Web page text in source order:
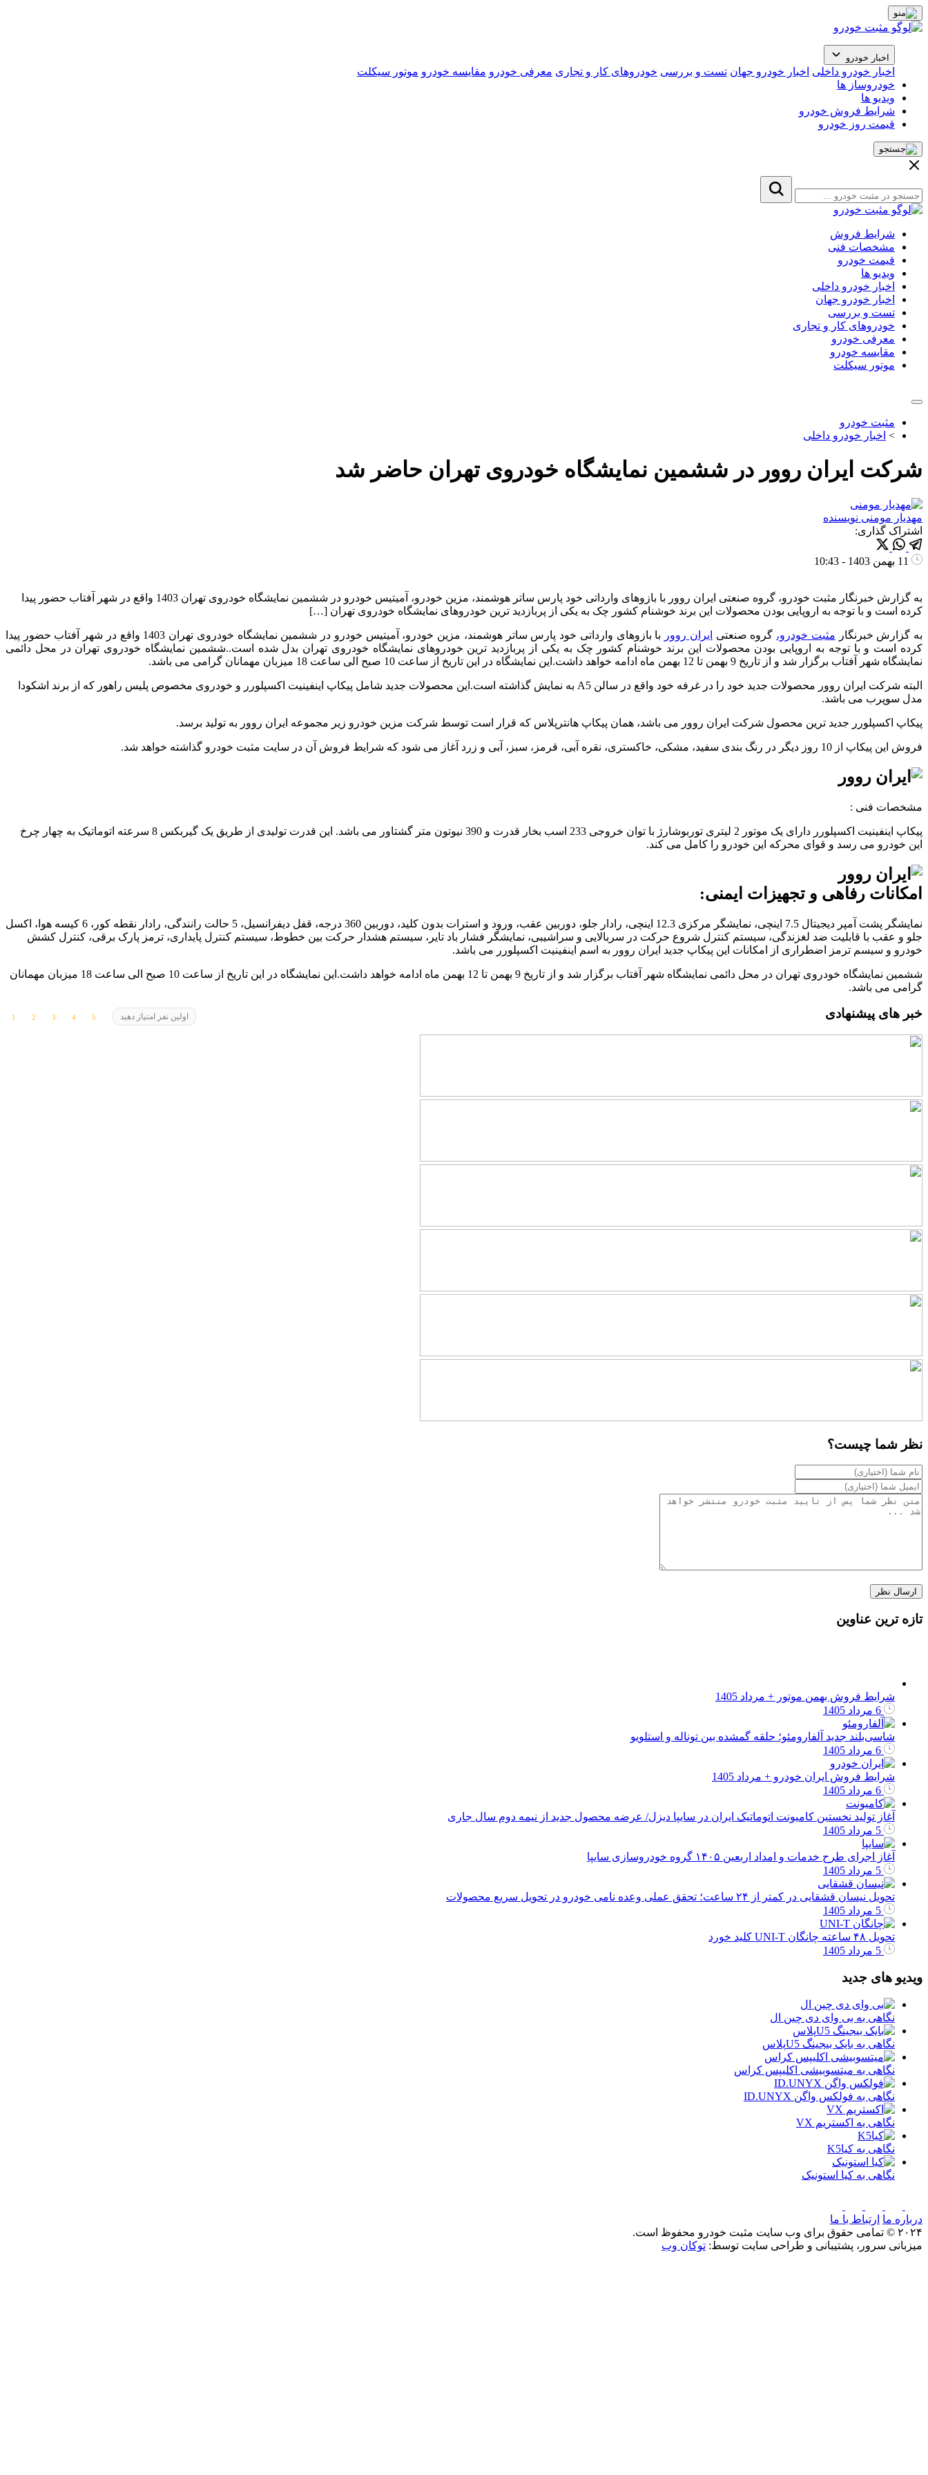
اخبار خودرو
اخبار خودرو داخلی اخبار خودرو جهان تست و بررسی خودروهای کار و تجاری معرفی خودرو مقایسه خودرو موتور سیکلت
خودروساز ها
ویدیو ها
شرایط فروش خودرو
قیمت روز خودرو
شرایط فروش
مشخصات فنی
قیمت خودرو
ویدیو ها
اخبار خودرو داخلی
اخبار خودرو جهان
تست و بررسی
خودروهای کار و تجاری
معرفی خودرو
مقایسه خودرو
موتور سیکلت
مثبت خودرو
> اخبار خودرو داخلی
شرکت ایران روور در ششمین نمایشگاه خودروی تهران حاضر شد
مهدیار مومنی نویسنده
اشتراک گذاری:
به گزارش خبرنگار مثبت خودرو، گروه صنعتی ایران روور با بازوهای وارداتی خود پارس ساتر هوشمند، مزین خودرو، آمیتیس خودرو در ششمین نمایشگاه خودروی تهران 1403 واقع در شهر آفتاب حضور پیدا
کرده است و با توجه به اروپایی بودن محصولات این برند خوشنام کشور چک به یکی از پربازدید ترین خودروهای نمایشگاه خودروی تهران […]
به گزارش خبرنگار مثبت خودرو، گروه صنعتی ایران روور
با بازوهای وارداتی خود پارس ساتر هوشمند، مزین خودرو، آمیتیس خودرو در ششمین نمایشگاه خودروی تهران 1403 واقع در شهر آفتاب حضور پیدا
کرده است و با توجه به اروپایی بودن محصولات این برند خوشنام کشور چک به یکی از پربازدید ترین خودروهای نمایشگاه خودروی تهران بدل شده است..ششمین نمایشگاه خودروی تهران در محل دائمی
نمایشگاه شهر آفتاب برگزار شد و از تاریخ 9 بهمن تا 12 بهمن ماه ادامه خواهد داشت.این نمایشگاه در این تاریخ از ساعت 10 صبح الی ساعت 18 میزبان مهمانان گرامی می باشد.
البته شرکت ایران روور محصولات جدید خود را در غرفه خود واقع در سالن A5 به نمایش گذاشته است.این محصولات جدید شامل پیکاپ اینفینیت اکسپلورر و خودروی مخصوص پلیس راهور که از برند اشکودا
مدل سوپرب می باشد.
پیکاپ اکسپلورر جدید ترین محصول شرکت ایران روور می باشد، همان پیکاپ هانترپلاس که قرار است توسط شرکت مزین خودرو زیر مجموعه ایران روور به تولید برسد.
فروش این پیکاپ از 10 روز دیگر در رنگ بندی سفید، مشکی، خاکستری، نقره آبی، قرمز، سبز، آبی و زرد آغاز می شود که شرایط فروش آن در سایت مثبت خودرو گذاشته خواهد شد.
مشخصات فنی :
پیکاپ اینفینیت اکسپلورر دارای یک موتور 2 لیتری توربوشارژ با توان خروجی 233 اسب بخار قدرت و 390 نیوتون متر گشتاور می باشد. این قدرت تولیدی از طریق یک گیربکس 8 سرعته اتوماتیک به چهار چرخ
این خودرو می رسد و قوای محرکه این خودرو را کامل می کند.
امکانات رفاهی و تجهیزات ایمنی:
نمایشگر پشت آمپر دیجیتال 7.5 اینچی، نمایشگر مرکزی 12.3 اینچی، رادار جلو، دوربین عقب، ورود و استرات بدون کلید، دوربین 360 درجه، قفل دیفرانسیل، 5 حالت رانندگی، رادار نقطه کور، 6 کیسه هوا، اکسل
جلو و عقب با قابلیت ضد لغزندگی، سیستم کنترل شروع حرکت در سربالایی و سراشیبی، نمایشگر فشار باد تایر، سیستم هشدار حرکت بین خطوط، سیستم کنترل پایداری، ترمز پارک برقی، کنترل کشش
خودرو و سیسم ترمز اضطراری از امکانات این پیکاپ جدید ایران روور به اسم اینفینیت اکسپلورر می باشد.
ششمین نمایشگاه خودروی تهران در محل دائمی نمایشگاه شهر آفتاب برگزار شد و از تاریخ 9 بهمن تا 12 بهمن ماه ادامه خواهد داشت.این نمایشگاه در این تاریخ از ساعت 10 صبح الی ساعت 18 میزبان مهمانان
گرامی می باشد.
اولین نفر امتیاز دهید خبر های پیشنهادی
نظر شما چیست؟
تازه ترین عناوین
شرایط فروش بهمن موتور + مرداد 1405
شاسی‌بلند جدید آلفارومئو؛ حلقه گمشده بین توناله و استلویو
شرایط فروش ایران خودرو + مرداد 1405
آغاز تولید نخستین کامیونت اتوماتیک ایران در سایپا دیزل/ عرضه محصول جدید از نیمه دوم سال جاری
آغاز اجرای طرح خدمات و امداد اربعین ۱۴۰۵ گروه خودروسازی سایپا
تحویل نیسان قشقایی در کمتر از ۲۴ ساعت؛ تحقق عملی وعده نامی خودرو در تحویل سریع محصولات
تحویل ۴۸ ساعته چانگان UNI-T کلید خورد
ویدیو های جدید
نگاهی به بی وای دی چین ال
نگاهی به بایک بیجینگ U5پلاس
نگاهی به میتسوبیشی اکلیپس کراس
نگاهی به فولکس واگن ID.UNYX
نگاهی به اکستریم VX
نگاهی به کیاK5
نگاهی به کیا استونیک
درباره ما ارتباط با ما
۲۰۲۴ © تمامی حقوق برای وب سایت مثبت خودرو محفوظ است.
میزبانی سرور، پشتیبانی و طراحی سایت توسط: توکان وب